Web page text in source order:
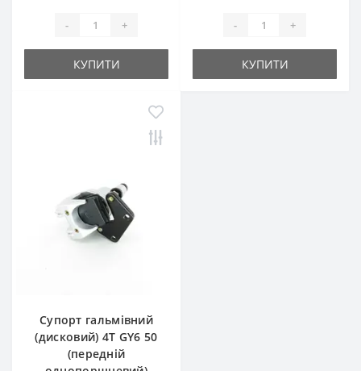
- +
КУПИТИ
- +
КУПИТИ
Супорт гальмівний
(дисковий) 4T GY6 50
(передній